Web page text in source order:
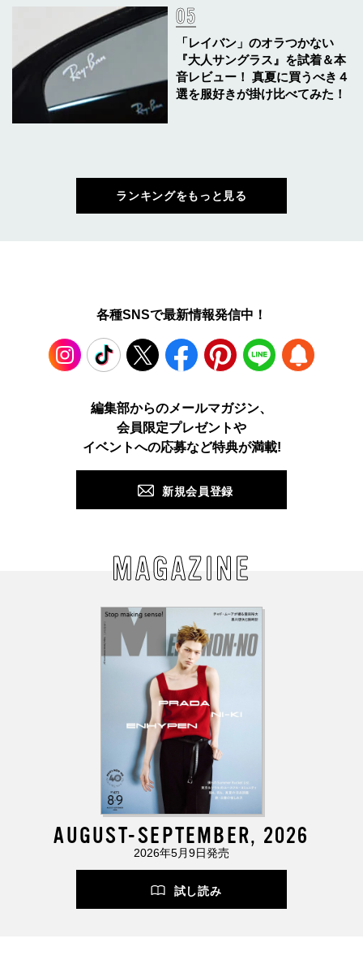
「レイバン」のオラつかない
『大人サングラス』を試着＆本
音レビュー！ 真夏に買うべき４
選を服好きが掛け比べてみた！
ランキングをもっと見る
各種SNSで最新情報発信中！
TikTok X Facebook Pinterest LINE
編集部からのメールマガジン、
会員限定プレゼントや
イベントへの応募など特典が満載!
新規会員登録
MAGAZINE
AUGUST-SEPTEMBER, 2026
2026年5月9日発売
試し読み